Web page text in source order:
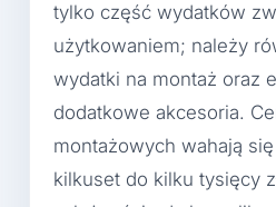
tylko część wydatków
użytkowaniem; należy
wydatki na montaż oraz
dodatkowe akcesoria.
montażowych wahają
kilkuset do kilku tysięcy